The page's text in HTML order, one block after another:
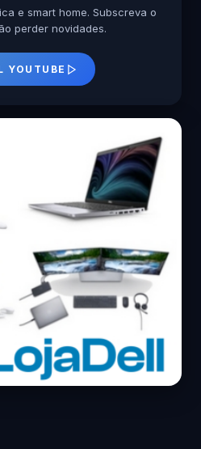
e smart home. Subscreva o
perder novidades.
YOUTUBE